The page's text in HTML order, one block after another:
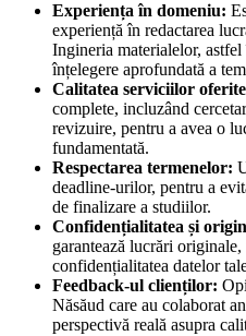
Experiența în domeniu:
experiență în redactarea
Ingineria materialelor,
înțelegere aprofundată a
Calitatea serviciilor
complete, incluzând
revizuire, pentru a avea o
fundamentată.
Respectarea termenelor:
deadline-urilor, pentru a
de finalizare a studiilor.
Confidențialitatea și
garantează lucrări
confidențialitatea datelor
Feedback-ul clienților:
Năsăud care au colaborat
perspectivă reală asupra